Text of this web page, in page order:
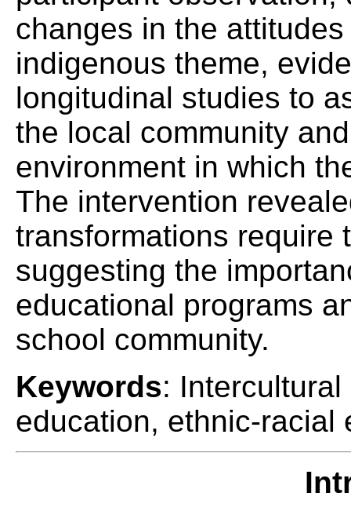
changes in the
indigenous theme,
longitudinal studies to
the local community
environment in which
The intervention
transformations require
suggesting the
educational programs
school community.
Keywords:
education, ethnic-racial